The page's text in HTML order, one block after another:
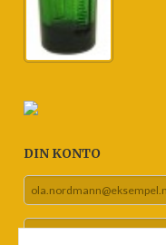
DIN KONTO